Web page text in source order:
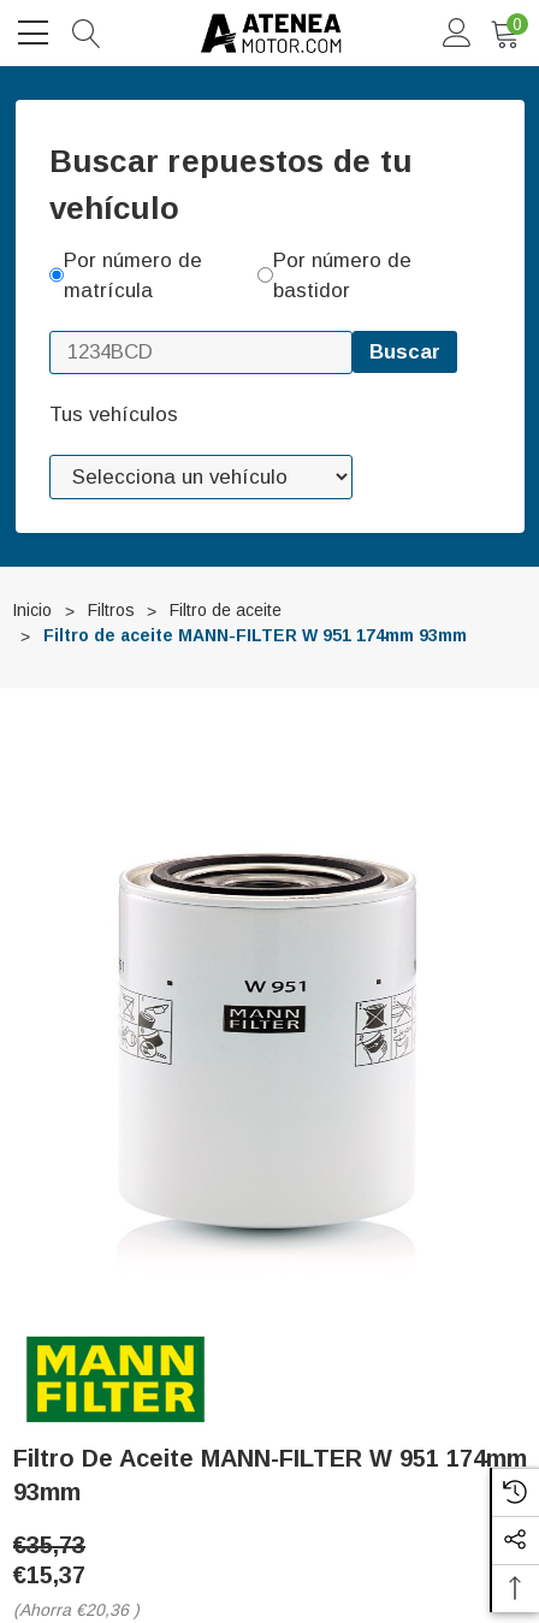
0
Buscar repuestos de tu
vehículo
Por número de
matrícula
Por número de
bastidor
Buscar
Tus vehículos
Inicio Filtros
Filtro de aceite
Filtro de aceite MANN-FILTER W 951 174mm 93mm
Filtro De Aceite MANN-FILTER W 951 174mm
93mm
€35,73
€15,37
(Ahorra €20,36 )